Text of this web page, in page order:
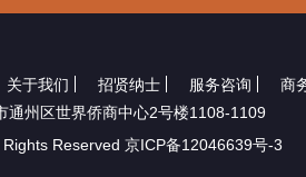
关于我们 招贤纳士 服务咨询
商
通州区世界侨商中心2号楼1108-1109
Rights Reserved 京ICP备12046639号-3